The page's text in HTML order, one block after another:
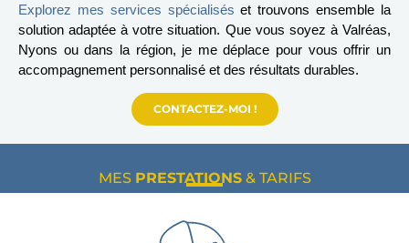
Explorez mes services spécialisés et trouvons ensemble la
solution adaptée à votre situation. Que vous soyez à Valréas,
Nyons ou dans la région, je me déplace pour vous offrir un
accompagnement personnalisé et des résultats durables.
CONTACTEZ-MOI !
MES PRESTATIONS& TARIFS